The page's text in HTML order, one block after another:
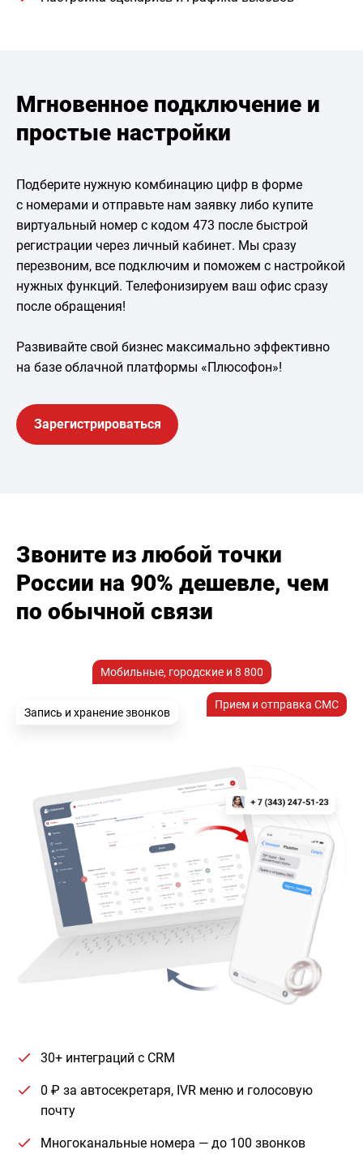
Мгновенное подключение и
простые настройки
Подберите нужную комбинацию цифр в форме
с номерами и отправьте нам заявку либо купите
виртуальный номер с кодом 473 после быстрой
регистрации через личный кабинет. Мы сразу
перезвоним, все подключим и поможем с настройкой
нужных функций. Телефонизируем ваш офис сразу
после обращения!
Развивайте свой бизнес максимально эффективно
на базе облачной платформы «Плюсофон»!
Зарегистрироваться
Звоните из любой точки
России на 90% дешевле, чем
по обычной связи
Мобильные, городские и 8 800
Прием и отправка СМС
Запись и хранение звонков
30+ интеграций с CRM
0 ₽ за автосекретаря, IVR меню и голосовую
почту
Многоканальные номера — до 100 звонков